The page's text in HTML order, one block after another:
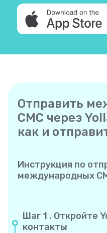
Отправить
СМС через
как и
Инструкция по
международных
Шаг 1 . Откройте
контакты